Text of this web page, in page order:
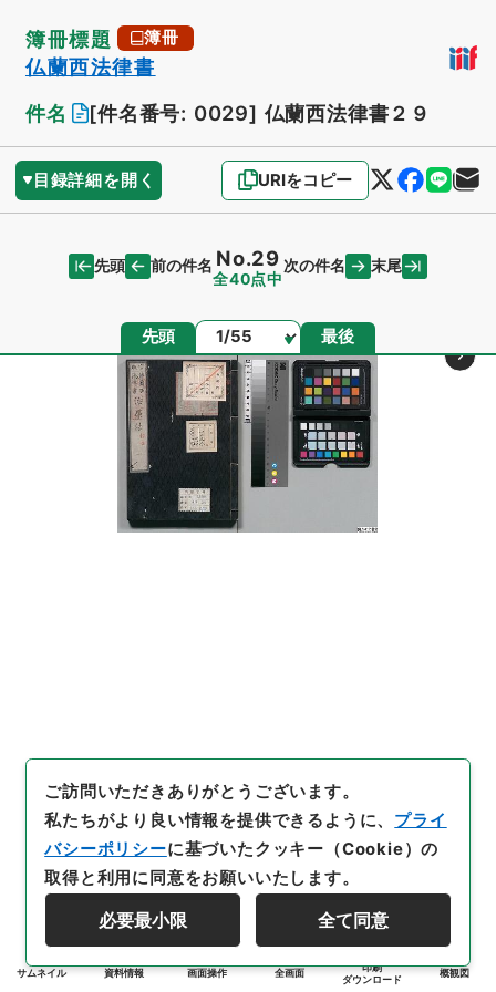
簿冊標題 簿冊
仏蘭西法律書
件名
[件名番号: 0029] 仏蘭西法律書２９
目録詳細を開く URIをコピー
先頭 前の件名 No.29
全40点中
次の件名 末尾
先頭 ページ 最後
サムネイル 資料情報 画面操作 全画面
印刷
ダウンロード
概観図
ご訪問いただきありがとうございます。
私たちがより良い情報を提供できるように、 プライ
バシーポリシーに基づいたクッキー（Cookie）の
取得と利用に同意をお願いいたします。
必要最小限 全て同意